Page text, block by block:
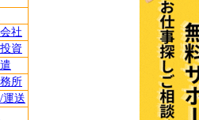
社
資
所
運送